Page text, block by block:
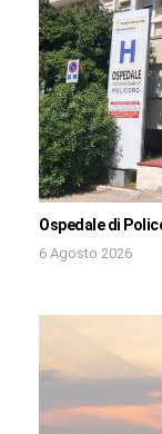
Ospedale di
6 Agosto 2026